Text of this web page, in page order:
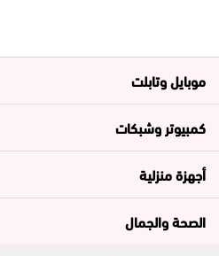
موبايل وتابلت
كمبيوتر وشبكات
أجهزة منزلية
الصحة والجمال